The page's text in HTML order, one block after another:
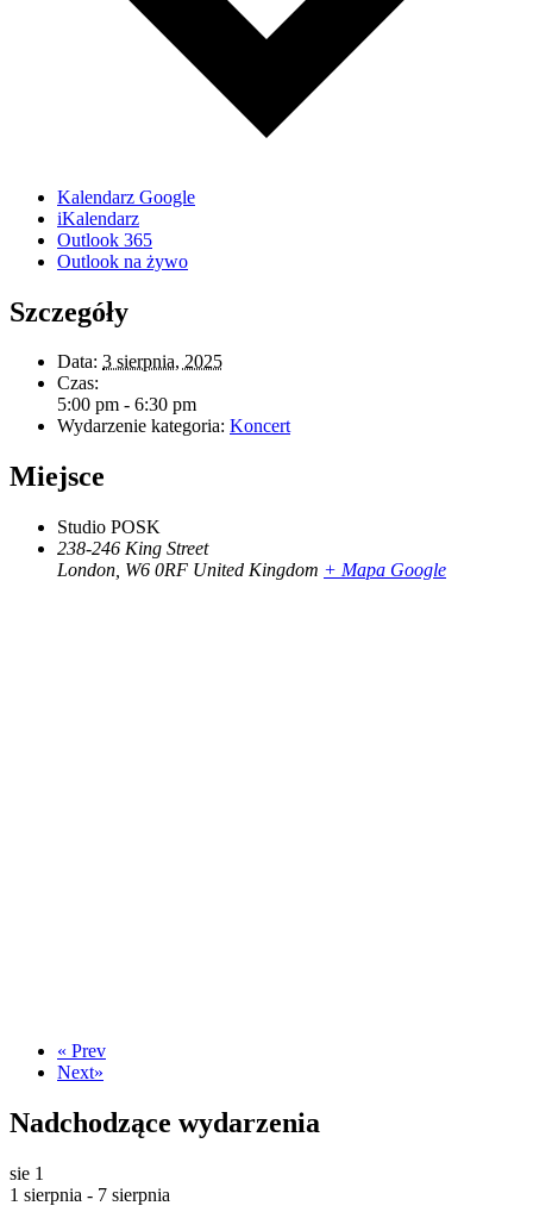
Kalendarz Google
iKalendarz
Outlook 365
Outlook na żywo
Szczegóły
Data: 3 sierpnia, 2025
Czas:
5:00 pm - 6:30 pm
Wydarzenie kategoria: Koncert
Miejsce
Studio POSK
238-246 King Street
London W6 0RF United Kingdom + Mapa Google
« Prev
Next»
Nadchodzące wydarzenia
sie 1
1 sierpnia - 7 sierpnia